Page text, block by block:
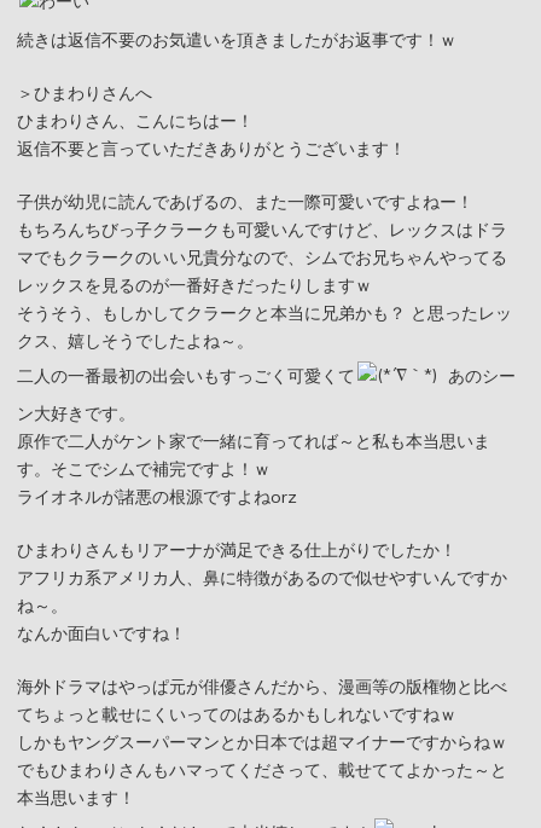
続きは返信不要のお気遣いを頂きましたがお返事です！ｗ
＞ひまわりさんへ
ひまわりさん、こんにちはー！
返信不要と言っていただきありがとうございます！
子供が幼児に読んであげるの、また一際可愛いですよねー！
もちろんちびっ子クラークも可愛いんですけど、レックスはドラ
マでもクラークのいい兄貴分なので、シムでお兄ちゃんやってる
レックスを見るのが一番好きだったりしますｗ
そうそう、もしかしてクラークと本当に兄弟かも？ と思ったレッ
クス、嬉しそうでしたよね～。
二人の一番最初の出会いもすっごく可愛くて
あのシー
ン大好きです。
原作で二人がケント家で一緒に育ってれば～と私も本当思いま
す。そこでシムで補完ですよ！ｗ
ライオネルが諸悪の根源ですよねorz
ひまわりさんもリアーナが満足できる仕上がりでしたか！
アフリカ系アメリカ人、鼻に特徴があるので似せやすいんですか
ね～。
なんか面白いですね！
海外ドラマはやっぱ元が俳優さんだから、漫画等の版権物と比べ
てちょっと載せにくいってのはあるかもしれないですねｗ
しかもヤングスーパーマンとか日本では超マイナーですからねｗ
でもひまわりさんもハマってくださって、載せててよかった～と
本当思います！